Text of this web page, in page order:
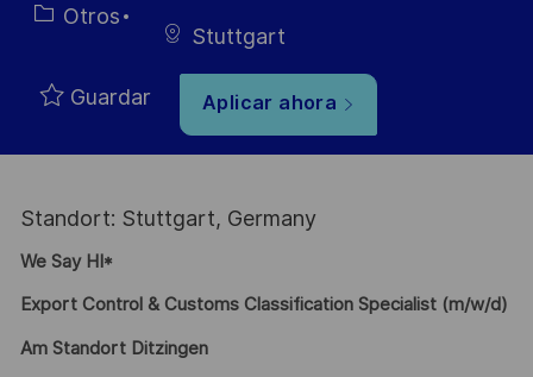
empleo
Categoría
Otros
Stuttgart
Guardar Aplicar ahora
Standort: Stuttgart, Germany
We Say HI*
Export Control & Customs Classification Specialist (m/w/d)
Am Standort Ditzingen